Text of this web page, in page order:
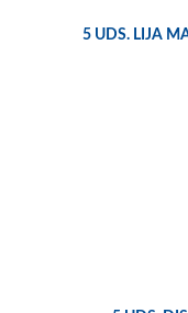
5 UDS. LIJA